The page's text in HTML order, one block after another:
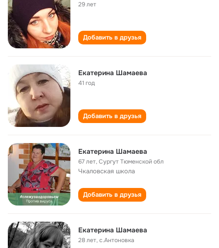
29 лет
Добавить в друзья
Екатерина Шамаева
41 год
Добавить в друзья
Екатерина Шамаева
67 лет,Сургут Тюменской обл
Чкаловская школа
Добавить в друзья
Екатерина Шамаева
28 лет,с.Антоновка